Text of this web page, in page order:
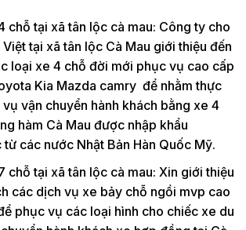
chỗ tại xã tân lộc cà mau: Công ty cho
tại xã tân lộc Cà Mau giới thiệu đến
loại xe 4 chỗ đời mới phục vụ cao cấp
Kia Mazda camry để nhằm thực
vận chuyển hành khách bằng xe 4
hàm Cà Mau được nhập khẩu
các nước Nhật Bản Hàn Quốc Mỹ.
chỗ tại xã tân lộc cà mau: Xin giới thiệu
các dịch vụ xe bảy chỗ ngồi mvp cao
phục vụ các loại hình cho chiếc xe du